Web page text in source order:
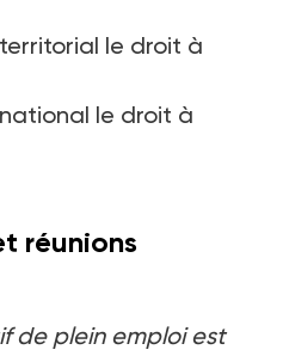
le droit à
le droit à
réunions
de plein emploi est